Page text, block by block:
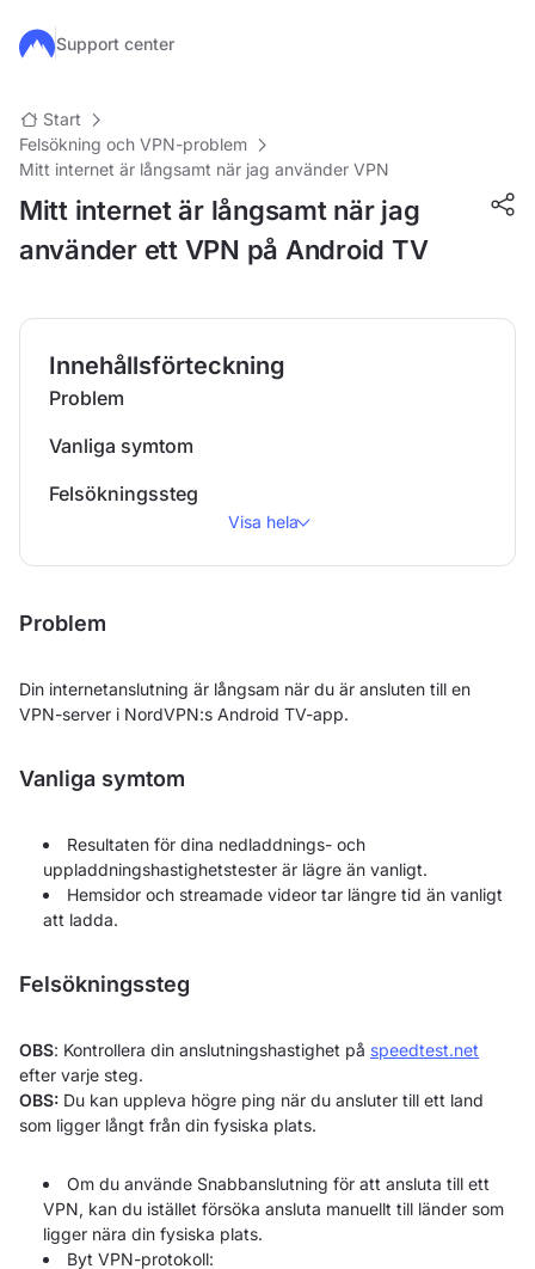
Hoppa till huvudinnehåll
Support center
Start
Felsökning och VPN-problem
Mitt internet är långsamt när jag använder VPN
Mitt internet är långsamt när jag
använder ett VPN på Android TV
Innehållsförteckning
Problem
Vanliga symtom
Felsökningssteg
Visa hela
Problem
Din internetanslutning är långsam när du är ansluten till en
VPN-server i NordVPN:s Android TV-app.
Vanliga symtom
Resultaten för dina nedladdnings- och
uppladdningshastighetstester är lägre än vanligt.
Hemsidor och streamade videor tar längre tid än vanligt
att ladda.
Felsökningssteg
OBS: Kontrollera din anslutningshastighet på speedtest.net
efter varje steg.
OBS: Du kan uppleva högre ping när du ansluter till ett land
som ligger långt från din fysiska plats.
Om du använde Snabbanslutning för att ansluta till ett
VPN, kan du istället försöka ansluta manuellt till länder som
ligger nära din fysiska plats.
Byt VPN-protokoll: